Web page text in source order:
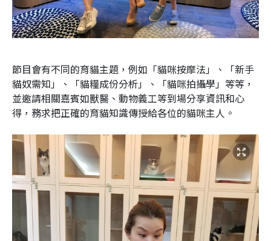
節目會有不同的育貓主題，例如「貓咪按摩法」、「新手
貓奴需知」、「貓糧成份分析」、「貓咪拍攝學」等等，
並邀請相關嘉賓如獸醫、動物義工等到場分享資訊和心
得，務求把正確的育貓知識傳授給各位的貓咪主人。